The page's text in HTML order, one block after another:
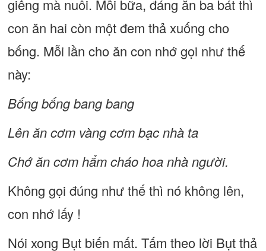
giếng mà nuôi. Mỗi bữa, đáng ăn ba bát thì
con ăn hai còn một đem thả xuống cho
bống. Mỗi lần cho ăn con nhớ gọi như thế
này:
Bống bống bang bang
Lên ăn cơm vàng cơm bạc nhà ta
Chớ ăn cơm hẩm cháo hoa nhà người.
Không gọi đúng như thế thì nó không lên,
con nhớ lấy !
Nói xong Bụt biến mất. Tấm theo lời Bụt thả